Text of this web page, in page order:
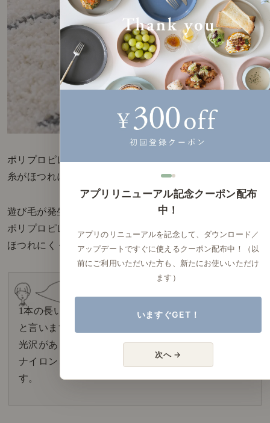
ポリプロピレンは、長い1本の繊維から作られており、
糸がほつれにくく、強度が高い素材です。
遊び毛が発生しにくいラグマットをお探しの方は、
ポリプロピレンのように、
ほつれにくく強度の高い素材を選びましょう。
1本の長い繊維からなる糸を、「フィラメント糸」
と言います。
光沢があり、冷たい感触があります。
ナイロン、シルクもフィラメント糸からできていま
す。
アプリリニューアル記念クーポン配布
中！
アプリのリニューアルを記念して、ダウンロード／
アップデートですぐに使えるクーポン配布中！（以
前にご利用いただいた方も、新たにお使いいただけ
ます）
いますぐGET！
次へ →